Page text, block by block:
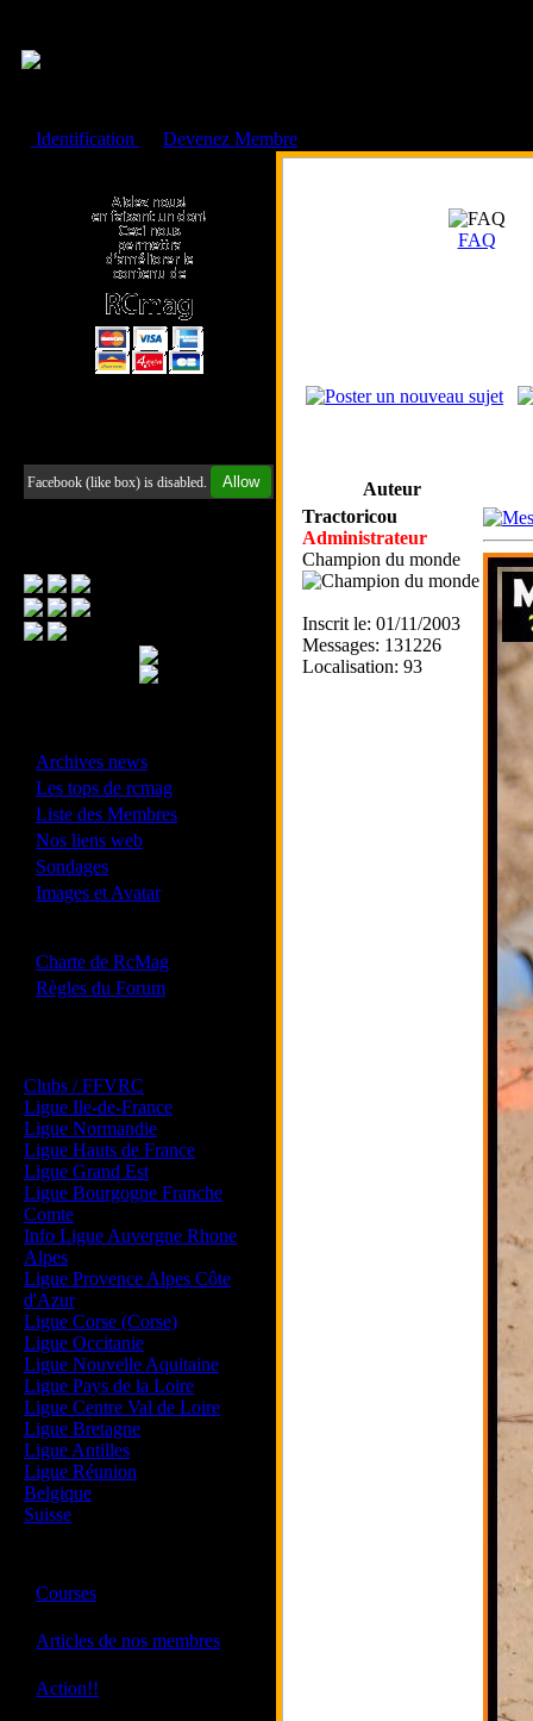
Identification
Devenez Membre
Facebook (like box) is disabled. Allow
Archives news
Les tops de rcmag
Liste des Membres
Nos liens web
Sondages
Images et Avatar
Charte de RcMag
Règles du Forum
Clubs / FFVRC
Ligue Ile-de-France
Ligue Normandie
Ligue Hauts de France
Ligue Grand Est
Ligue Bourgogne Franche
Comte
Info Ligue Auvergne Rhone
Alpes
Ligue Provence Alpes Côte
d'Azur
Ligue Corse (Corse)
Ligue Occitanie
Ligue Nouvelle Aquitaine
Ligue Pays de la Loire
Ligue Centre Val de Loire
Ligue Bretagne
Ligue Antilles
Ligue Réunion
Belgique
Suisse
Courses
Articles de nos membres
Action!!
FAQ
Auteur
Tractoricou
Administrateur
Champion du monde
Inscrit le: 01/11/2003
Messages: 131226
Localisation: 93